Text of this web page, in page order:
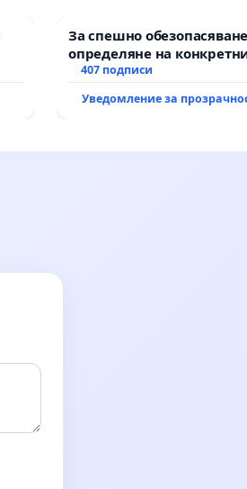
За спешно
определяне на
и извършване на
републиканския път
407 подписи
Уведомление за